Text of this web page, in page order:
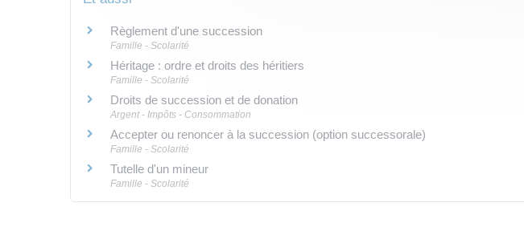
Règlement d'une succession
Famille - Scolarité
Héritage : ordre et droits des héritiers
Famille - Scolarité
Droits de succession et de donation
Argent - Impôts - Consommation
Accepter ou renoncer à la succession (option successorale)
Famille - Scolarité
Tutelle d'un mineur
Famille - Scolarité